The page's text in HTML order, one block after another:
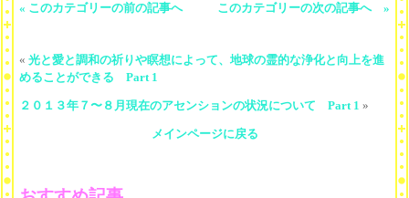
« このカテゴリーの前の記事へ このカテゴリーの次の記事へ »
« 光と愛と調和の祈りや瞑想によって、地球の霊的な浄化と向上を進
めることができる Part 1
２０１３年７〜８月現在のアセンションの状況について Part 1 »
メインページに戻る